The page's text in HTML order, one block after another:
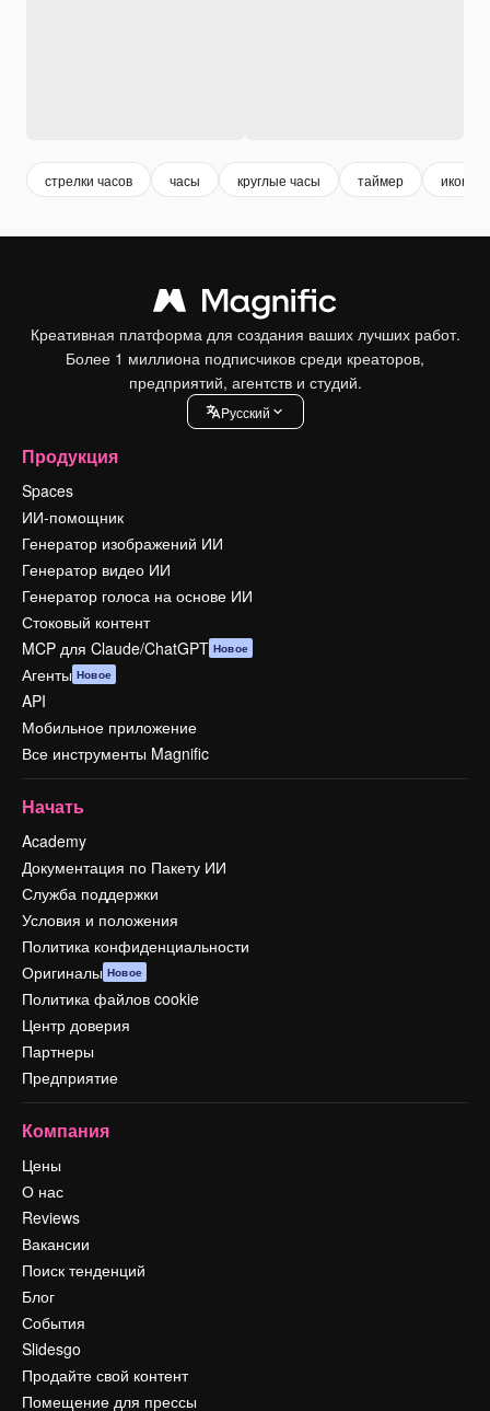
стрелки часов часы круглые часы таймер иконка
Креативная платформа для создания ваших лучших работ.
Более 1 миллиона подписчиков среди креаторов,
предприятий, агентств и студий.
Pусский
Продукция
Spaces
ИИ-помощник
Генератор изображений ИИ
Генератор видео ИИ
Генератор голоса на основе ИИ
Стоковый контент
MCP для Claude/ChatGPT Новое
Агенты Новое
API
Мобильное приложение
Все инструменты Magnific
Начать
Academy
Документация по Пакету ИИ
Служба поддержки
Условия и положения
Политика конфиденциальности
Оригиналы Новое
Политика файлов cookie
Центр доверия
Партнеры
Предприятие
Компания
Цены
О нас
Reviews
Вакансии
Поиск тенденций
Блог
События
Slidesgo
Продайте свой контент
Помещение для прессы